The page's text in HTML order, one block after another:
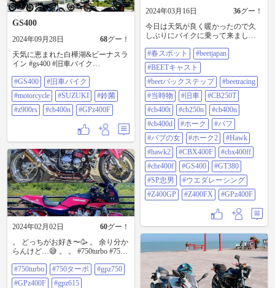
GS400
2024年09月28日 68グー！
天気に恵まれた白樺湖&ビーナスラ
イン #gs400 #旧車バイク
#cb400n #GPz400F
#GS400
#旧車バイク
#motorcycle
#SUZUKI
#鈴菌
#z900rs
#cb400n #GPz400F
2024年03月16日 36グー！
今日は天気が良く暖かったので久
しぶりにバイクに乗って来ました
キャスト #beetバックステップ
#beetracing #当時物 #旧車 #cb250t
#cb400t #cb250n #cb400n #cb400d #ホ
ーク #バブ #バブの女 #ホーク2
#hawk #hawk2 #cbx400f #cbx400ff
#cbr400f #gs400 #gt380 #sp忠男 #ウ
エダレーシング #z400gp #z400fx
#gpz400f
#春スポット
#beetjapan
#BEETキャスト
#beetバックステップ
#beetracing
#当時物
#旧車
#CB250T
#cb400t
#cb250n
#cb400n
#cb400d
#ホーク
#バフ
#バブの女
#ホーク2
#Hawk
#hawk2
#CBX400F
#cbx400ff
#cbr400f
#GS400
#GT380
#SP忠男
#ウエダレーシング
#Z400GP
#Z400FX #GPz400F
2024年02月02日 60グー！
。 どっちがお好き〜🥳 。 余り分か
らんけど…😅 。 。 #750turbo #750
バイクのある風景 #空冷4発 #ター
ボバイク #自己満足
#750turbo #750ターボ
#gpz750
#GPz400F
#gpz615